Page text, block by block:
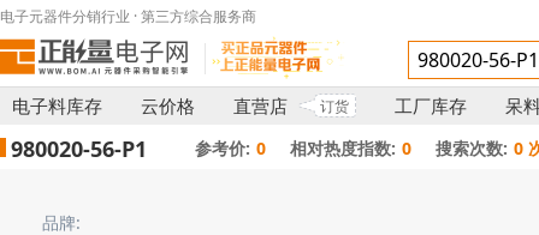
电子元器件分销行业 · 第三方综合服务商
电子料库存 云价格 直营店 订货 工厂库存 呆
980020-56-P1 参考价: 0 相对热度指数: 0 搜索次数: 0
品牌: